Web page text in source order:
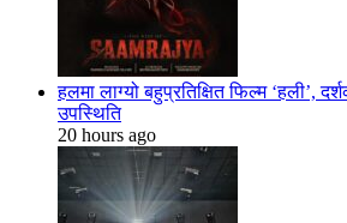
हलमा लाग्यो बहुप्रतिक्षित फिल्म ‘हली’,
उपस्थिति
20 hours ago